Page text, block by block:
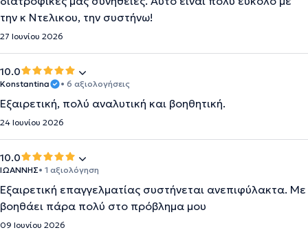
την κ Ντελικου, την συστήνω!
27 Ιουνίου 2026
10.0
Konstantina • 6 αξιολογήσεις
Εξαιρετική, πολύ αναλυτική και βοηθητική.
24 Ιουνίου 2026
10.0
ΙΩΑΝΝΗΣ• 1 αξιολόγηση
Εξαιρετική επαγγελματίας συστήνεται ανεπιφύλακτα. Με
βοηθάει πάρα πολύ στο πρόβλημα μου
09 Ιουνίου 2026